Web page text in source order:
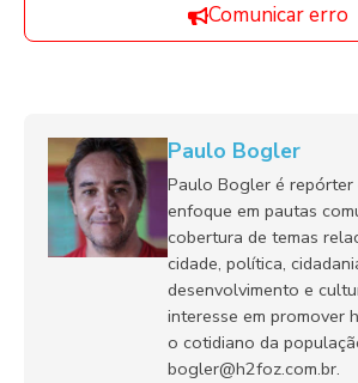
Comunicar erro
Paulo Bogler
Paulo Bogler é repórter
enfoque em pautas
cobertura de temas
cidade, política,
desenvolvimento e
interesse em promover
o cotidiano da
bogler@h2foz.com.br.